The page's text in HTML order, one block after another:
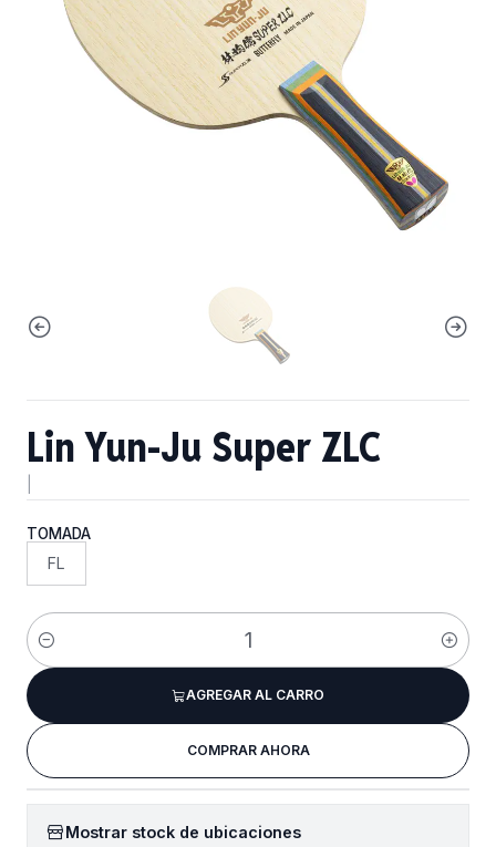
Lin Yun-Ju Super ZLC
TOMADA
FL
Cantidad
AGREGAR AL CARRO
COMPRAR AHORA
Mostrar stock de ubicaciones